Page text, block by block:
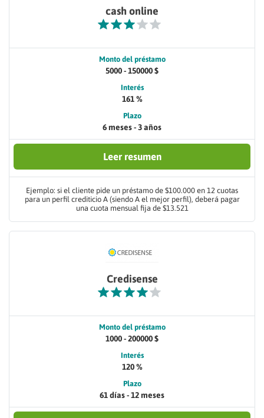
cash online
Monto del préstamo
5000 - 150000 $
Interés
161 %
Plazo
6 meses - 3 años
Leer resumen
Ejemplo: si el cliente pide un préstamo de $100.000 en 12 cuotas
para un perfil crediticio A (siendo A el mejor perfil), deberá pagar
una cuota mensual fija de $13.521
Credisense
Monto del préstamo
1000 - 200000 $
Interés
120 %
Plazo
61 días - 12 meses